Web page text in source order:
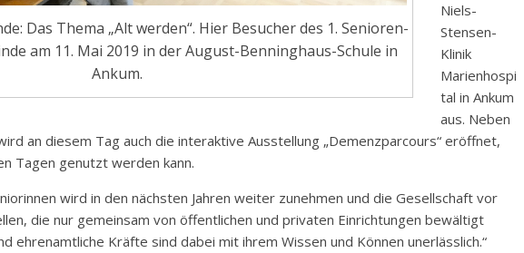
Das Thema „Alt werden“. Hier Besucher des 1. Senioren-
am 11. Mai 2019 in der August-Benninghaus-Schule in
Ankum.
Niels-
Stensen-
Klinik
Marienhospi
tal in Ankum
aus. Neben
an diesem Tag auch die interaktive Ausstellung „Demenzparcours“ eröffnet,
Tagen genutzt werden kann.
wird in den nächsten Jahren weiter zunehmen und die Gesellschaft vor
die nur gemeinsam von öffentlichen und privaten Einrichtungen bewältigt
ehrenamtliche Kräfte sind dabei mit ihrem Wissen und Können unerlässlich.“